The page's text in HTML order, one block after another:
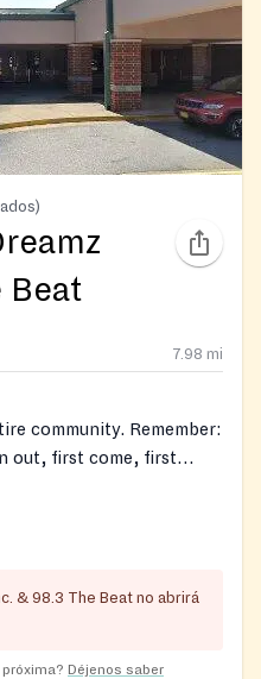
Beat
7.98 mi
community. Remember:
out, first come, first
& 98.3 The Beat no abrirá
Déjenos saber